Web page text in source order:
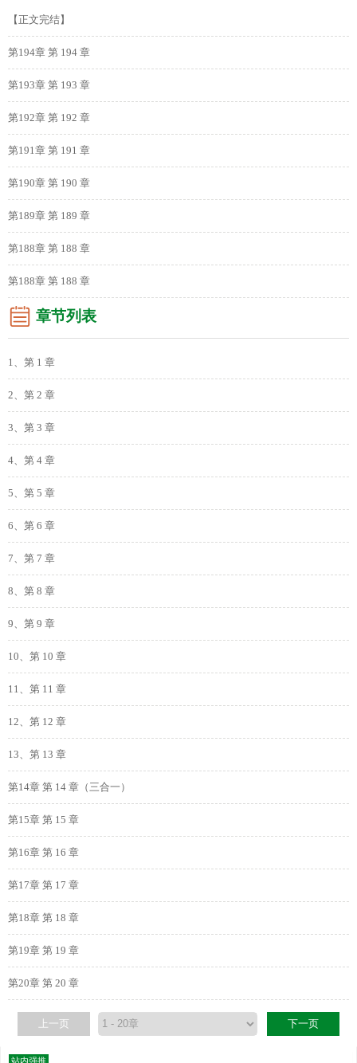
【正文完结】
第194章 第 194 章
第193章 第 193 章
第192章 第 192 章
第191章 第 191 章
第190章 第 190 章
第189章 第 189 章
第188章 第 188 章
第188章 第 188 章
章节列表
1、第 1 章
2、第 2 章
3、第 3 章
4、第 4 章
5、第 5 章
6、第 6 章
7、第 7 章
8、第 8 章
9、第 9 章
10、第 10 章
11、第 11 章
12、第 12 章
13、第 13 章
第14章 第 14 章（三合一）
第15章 第 15 章
第16章 第 16 章
第17章 第 17 章
第18章 第 18 章
第19章 第 19 章
第20章 第 20 章
上一页 下一页
站内强推